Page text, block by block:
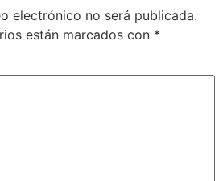
electrónico no será publicada.
están marcados con *